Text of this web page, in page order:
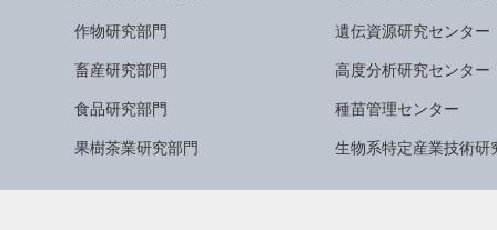
作物研究部門
畜産研究部門
食品研究部門
果樹茶業研究部門
遺伝資源研究センター
高度分析研究センター
種苗管理センター
生物系特定産業技術研